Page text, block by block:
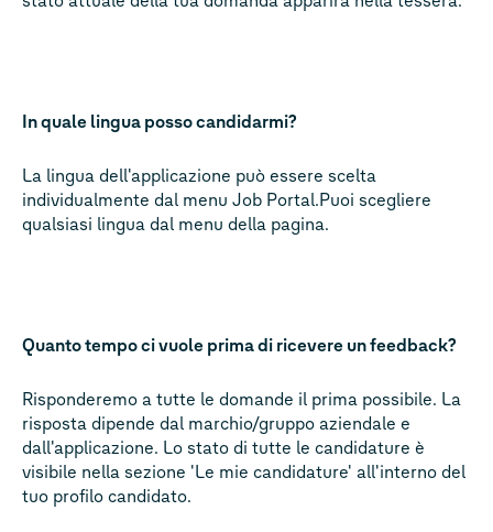
In quale lingua posso candidarmi?
La lingua dell'applicazione può essere scelta
individualmente dal menu Job Portal.Puoi scegliere
qualsiasi lingua dal menu della pagina.
Quanto tempo ci vuole prima di ricevere un feedback?
Risponderemo a tutte le domande il prima possibile. La
risposta dipende dal marchio/gruppo aziendale e
dall'applicazione. Lo stato di tutte le candidature è
visibile nella sezione 'Le mie candidature' all'interno del
tuo profilo candidato.